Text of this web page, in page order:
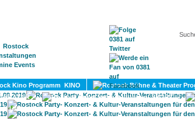
KONTAKT
KINO
SPORT
UMLAND